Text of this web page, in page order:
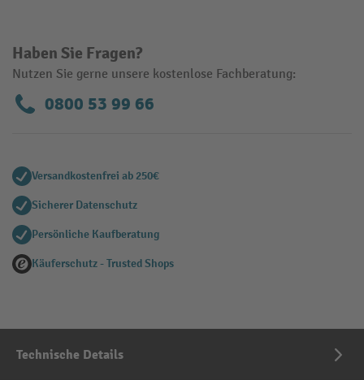
Haben Sie Fragen?
Nutzen Sie gerne unsere kostenlose Fachberatung:
0800 53 99 66
Versandkostenfrei ab 250€
Sicherer Datenschutz
Persönliche Kaufberatung
Käuferschutz - Trusted Shops
Technische Details